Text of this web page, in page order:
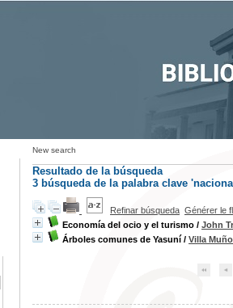
New search
Resultado de la búsqueda
3 búsqueda de la palabra clave
Refinar búsqueda Générer le
Economía del ocio y el turismo / John
Árboles comunes de Yasuní / Villa